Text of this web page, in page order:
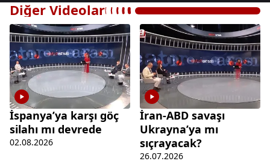
Diğer Videolar
İspanya’ya karşı göç
silahı mı devrede
02.08.2026
İran-ABD savaşı
Ukrayna’ya mı
sıçrayacak?
26.07.2026